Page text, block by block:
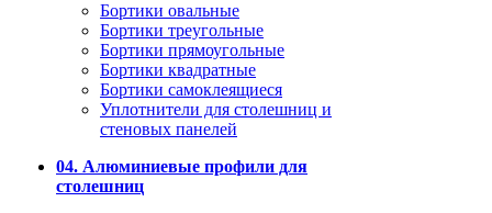
Бортики овальные
Бортики треугольные
Бортики прямоугольные
Бортики квадратные
Бортики самоклеящиеся
Уплотнители для столешниц и
стеновых панелей
04. Алюминиевые профили для
столешниц